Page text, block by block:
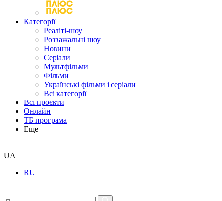
Категорії
Реаліті-шоу
Розважальні шоу
Новини
Серіали
Мультфільми
Фільми
Українські фільми і серіали
Всі категорії
Всі проєкти
Онлайн
ТБ програма
Еще
UA
RU